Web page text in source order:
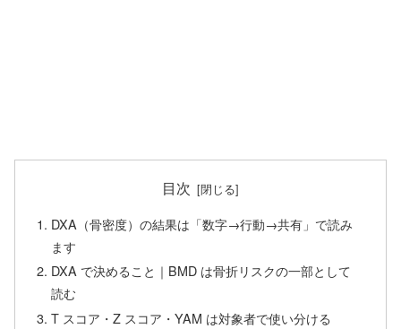
目次
DXA（骨密度）の結果は「数字→行動→共有」で読み
ます
DXA で決めること｜BMD は骨折リスクの一部として
読む
T スコア・Z スコア・YAM は対象者で使い分ける